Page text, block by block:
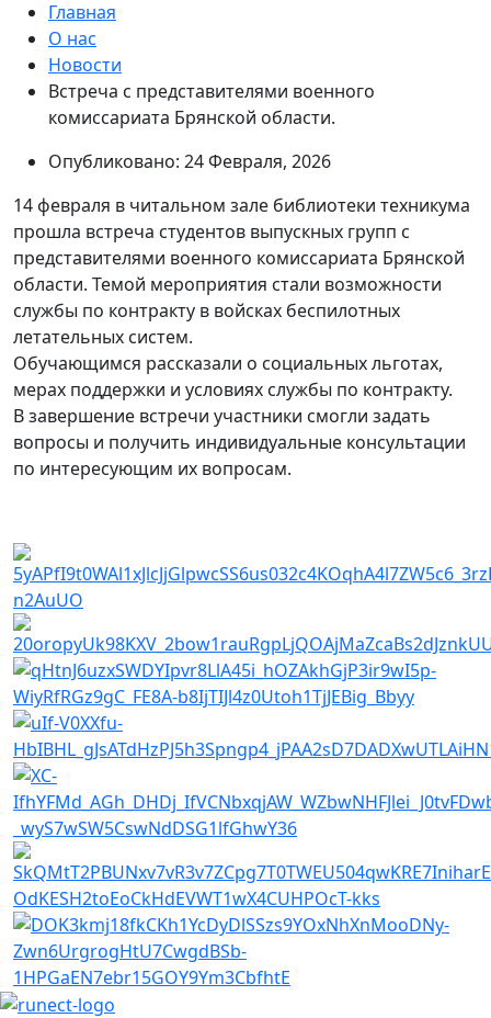
Главная
О нас
Новости
Встреча с представителями военного
комиссариата Брянской области.
Опубликовано: 24 Февраля, 2026
14 февраля в читальном зале библиотеки техникума
прошла встреча студентов выпускных групп с
представителями военного комиссариата Брянской
области. Темой мероприятия стали возможности
службы по контракту в войсках беспилотных
летательных систем.
Обучающимся рассказали о социальных льготах,
мерах поддержки и условиях службы по контракту.
В завершение встречи участники смогли задать
вопросы и получить индивидуальные консультации
по интересующим их вопросам.